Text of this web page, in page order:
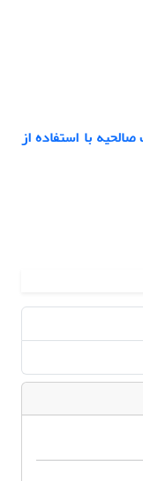
با استفاده از